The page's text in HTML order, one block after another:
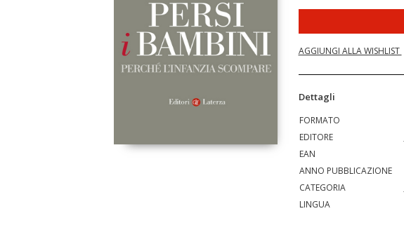
AGGIUNGI ALLA WISHLIST
Dettagli
FORMATO
EDITORE
EAN
ANNO PUBBLICAZIONE
CATEGORIA
LINGUA